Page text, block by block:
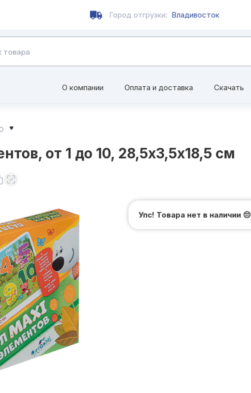
Город отгрузки: Владивосток
О компании Оплата и доставка Скачать
от 1 до 10, 28,5x3,5x18,5 см
Упс! Товара нет в наличии 😔